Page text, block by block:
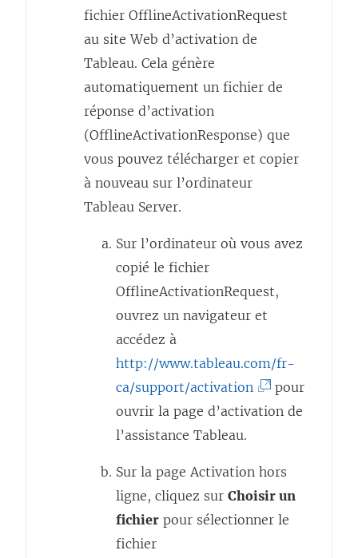
fichier OfflineActivationRequest
au site Web d’activation de
Tableau. Cela génère
automatiquement un fichier de
réponse d’activation
(OfflineActivationResponse) que
vous pouvez télécharger et copier
à nouveau sur l’ordinateur
Tableau Server.
Sur l’ordinateur où vous avez
copié le fichier
OfflineActivationRequest,
ouvrez un navigateur et
accédez à
http://www.tableau.com/fr-
ca/support/activation
L
i
e
n
pour
ouvrir la page d’activation de
l’assistance Tableau.
Sur la page Activation hors
ligne, cliquez sur Choisir un
fichier pour sélectionner le
fichier